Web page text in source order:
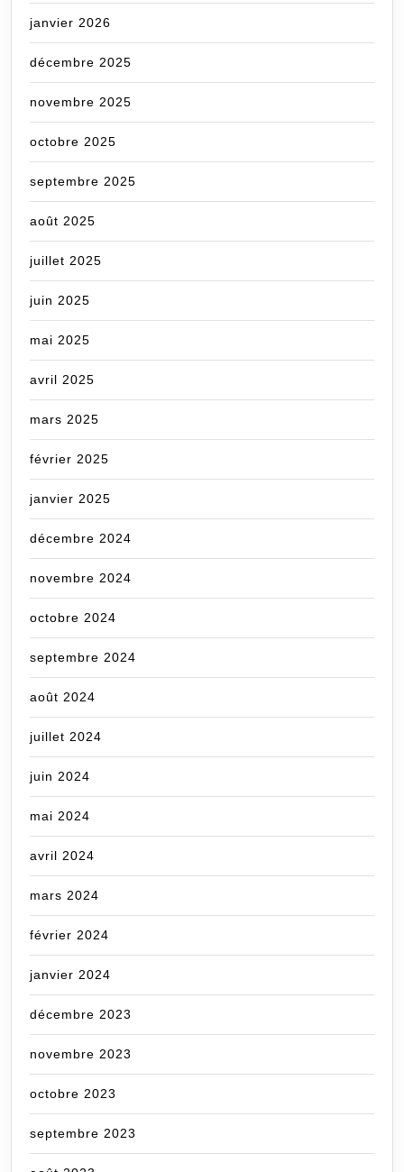
janvier 2026
décembre 2025
novembre 2025
octobre 2025
septembre 2025
août 2025
juillet 2025
juin 2025
mai 2025
avril 2025
mars 2025
février 2025
janvier 2025
décembre 2024
novembre 2024
octobre 2024
septembre 2024
août 2024
juillet 2024
juin 2024
mai 2024
avril 2024
mars 2024
février 2024
janvier 2024
décembre 2023
novembre 2023
octobre 2023
septembre 2023